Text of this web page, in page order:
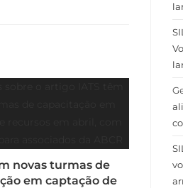
novas turmas de
em captação de